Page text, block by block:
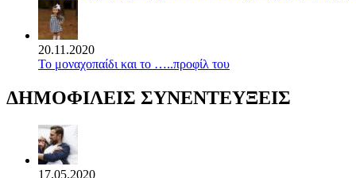
20.11.2020
Το μοναχοπαίδι και το …..προφίλ του
ΔΗΜΟΦΙΛΕΙΣ ΣΥΝΕΝΤΕΥΞΕΙΣ
17.05.2020